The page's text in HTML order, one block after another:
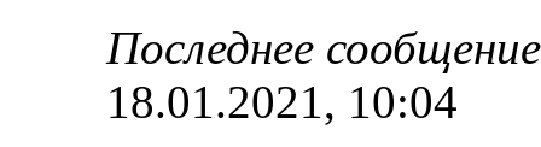
Последнее
18.01.2021, 10:04